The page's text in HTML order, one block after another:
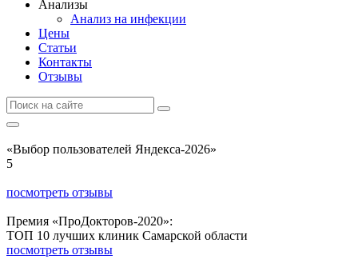
Анализы
Анализ на инфекции
Цены
Статьи
Контакты
Отзывы
«Выбор пользователей Яндекса-2026»
5
посмотреть отзывы
Премия «ПроДокторов-2020»:
ТОП 10 лучших клиник Самарской области
посмотреть отзывы